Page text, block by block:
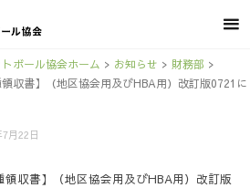
ボール協会ホーム > お知らせ > 財務部 >
収書】（地区協会用及びHBA用）改訂版0721に
月22日
収書】（地区協会用及びHBA用）改訂版